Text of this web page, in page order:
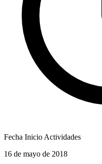
Fecha Inicio Actividades
16 de mayo de 2018